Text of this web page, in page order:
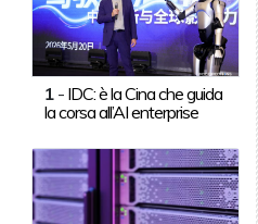
1 - IDC: è la Cina che guida
la corsa all’AI enterprise